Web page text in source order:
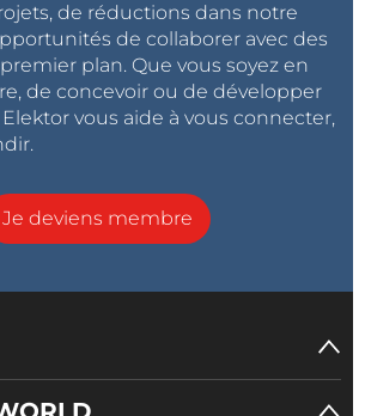
de réductions dans notre
de collaborer avec des
plan. Que vous soyez en
de concevoir ou de développer
vous aide à vous connecter,
Je deviens membre